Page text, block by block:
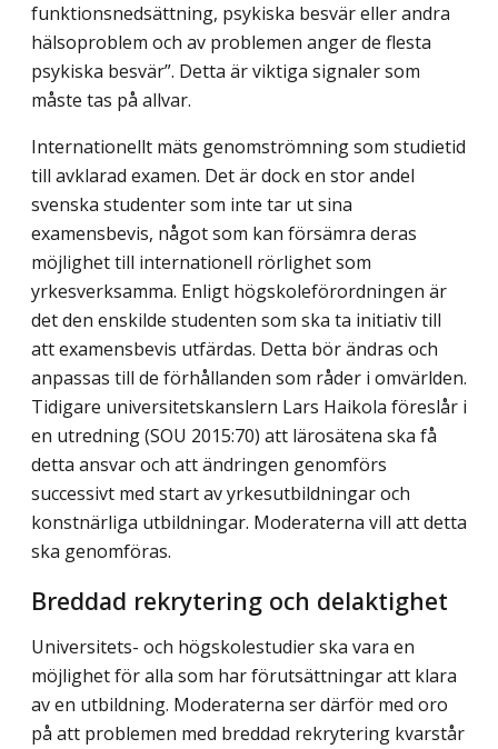
funktionsnedsättning, psykiska besvär eller andra
hälsoproblem och av problemen anger de flesta
psykiska besvär”. Detta är viktiga signaler som
måste tas på allvar.
Internationellt mäts genomströmning som studietid
till avklarad examen. Det är dock en stor andel
svenska studenter som inte tar ut sina
examensbevis, något som kan försämra deras
möjlighet till internationell rörlighet som
yrkesverksamma. Enligt högskoleförordningen är
det den enskilde studenten som ska ta initiativ till
att examensbevis utfärdas. Detta bör ändras och
anpassas till de förhållanden som råder i omvärlden.
Tidigare universitetskanslern Lars Haikola föreslår i
en utredning (SOU 2015:70) att lärosätena ska få
detta ansvar och att ändringen genomförs
successivt med start av yrkesutbildningar och
konstnärliga utbildningar. Moderaterna vill att detta
ska genomföras.
Breddad rekrytering och delaktighet
Universitets- och högskolestudier ska vara en
möjlighet för alla som har förutsättningar att klara
av en utbildning. Moderaterna ser därför med oro
på att problemen med breddad rekrytering kvarstår